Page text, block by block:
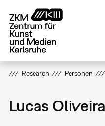
zum
Inhalt
Research Personen
Lucas Oliveira